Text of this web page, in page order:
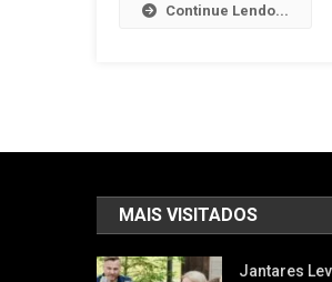
Continue Lendo...
MAIS VISITADOS
Jantares